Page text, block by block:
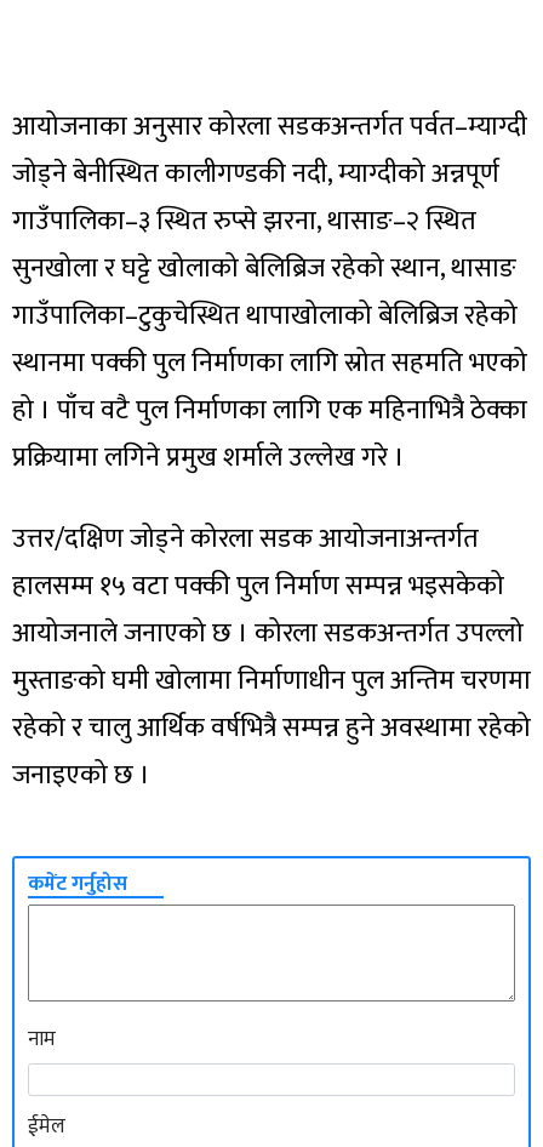
आयोजनाका अनुसार कोरला सडकअन्तर्गत पर्वत–म्याग्दी
जोड्ने बेनीस्थित कालीगण्डकी नदी, म्याग्दीको अन्नपूर्ण
गाउँपालिका–३ स्थित रुप्से झरना, थासाङ–२ स्थित
सुनखोला र घट्टे खोलाको बेलिब्रिज रहेको स्थान, थासाङ
गाउँपालिका–टुकुचेस्थित थापाखोलाको बेलिब्रिज रहेको
स्थानमा पक्की पुल निर्माणका लागि स्रोत सहमति भएको
हो । पाँच वटै पुल निर्माणका लागि एक महिनाभित्रै ठेक्का
प्रक्रियामा लगिने प्रमुख शर्माले उल्लेख गरे ।
उत्तर/दक्षिण जोड्ने कोरला सडक आयोजनाअन्तर्गत
हालसम्म १५ वटा पक्की पुल निर्माण सम्पन्न भइसकेको
आयोजनाले जनाएको छ । कोरला सडकअन्तर्गत उपल्लो
मुस्ताङको घमी खोलामा निर्माणाधीन पुल अन्तिम चरणमा
रहेको र चालु आर्थिक वर्षभित्रै सम्पन्न हुने अवस्थामा रहेको
जनाइएको छ ।
कमेंट गर्नुहोस
नाम
ईमेल